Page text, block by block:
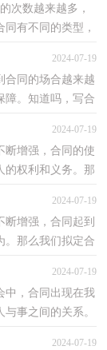
次数越来越多，
有不同的类型，
2024-07-19
合同的场合越来越
障。知道吗，写合
2024-07-19
断增强，合同的使
的权利和义务。那
2024-07-19
增强，合同起到
。那么我们拟定合
2024-07-19
中，合同出现在我
事之间的关系。
2024-07-19